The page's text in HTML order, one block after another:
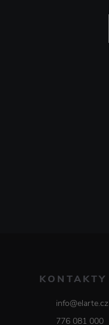
KONTAKTY
info@elarte.cz
776 081 000